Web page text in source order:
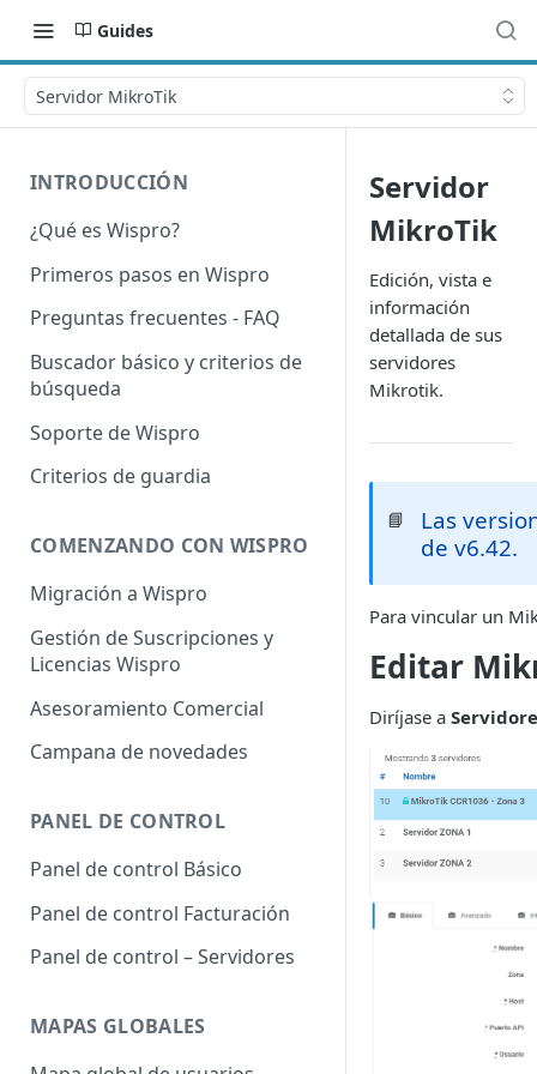
Guides
Servidor MikroTik
INTRODUCCIÓN
¿Qué es Wispro?
Primeros pasos en Wispro
Preguntas frecuentes - FAQ
Buscador básico y criterios de
búsqueda
Soporte de Wispro
Criterios de guardia
COMENZANDO CON WISPRO
Migración a Wispro
Gestión de Suscripciones y
Licencias Wispro
Asesoramiento Comercial
Campana de novedades
PANEL DE CONTROL
Panel de control Básico
Panel de control Facturación
Panel de control – Servidores
MAPAS GLOBALES
Servidor
MikroTik
Edición, vista e
información
detallada de sus
servidores
Mikrotik.
📘
Las
de v6.42.
Para vincular un
Editar
Diríjase a